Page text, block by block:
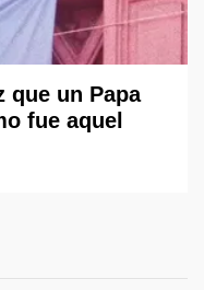
que un Papa
fue aquel